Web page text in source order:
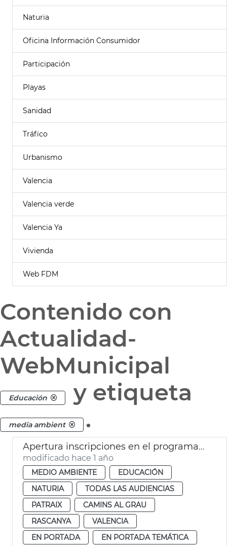
Naturia
Oficina Información Consumidor
Participación
Playas
Sanidad
Tráfico
Urbanismo
Valencia
Valencia verde
Valencia Ya
Vivienda
Web FDM
Contenido con
Actualidad-
WebMunicipal
Educación y etiqueta
media ambient .
Apertura inscripciones en el programa Estiu DiverActiu 2025
modificado hace 1 año
MEDIO AMBIENTE
EDUCACIÓN
NATURIA
TODAS LAS AUDIENCIAS
PATRAIX
CAMINS AL GRAU
RASCANYA
VALENCIA
EN PORTADA
EN PORTADA TEMÁTICA